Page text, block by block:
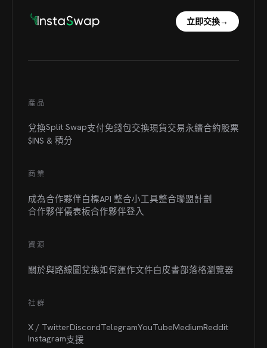
立即交換→
產品
兌換Split Swap支付免錢包交換現貨交易永續合約股票
$INS & 積分
商業
成為合作夥伴白標API 整合小工具整合聯盟計劃
合作夥伴儀表板合作夥伴登入
資源
關於與路線圖兌換如何運作文件白皮書部落格瀏覽器
社群
X / TwitterDiscordTelegramYouTubeMediumReddit
Instagram支援